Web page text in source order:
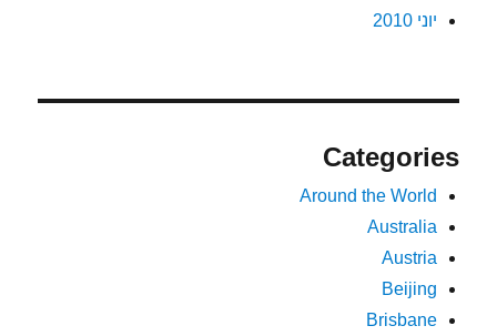
יוני 2010
Categories
Around the World
Australia
Austria
Beijing
Brisbane